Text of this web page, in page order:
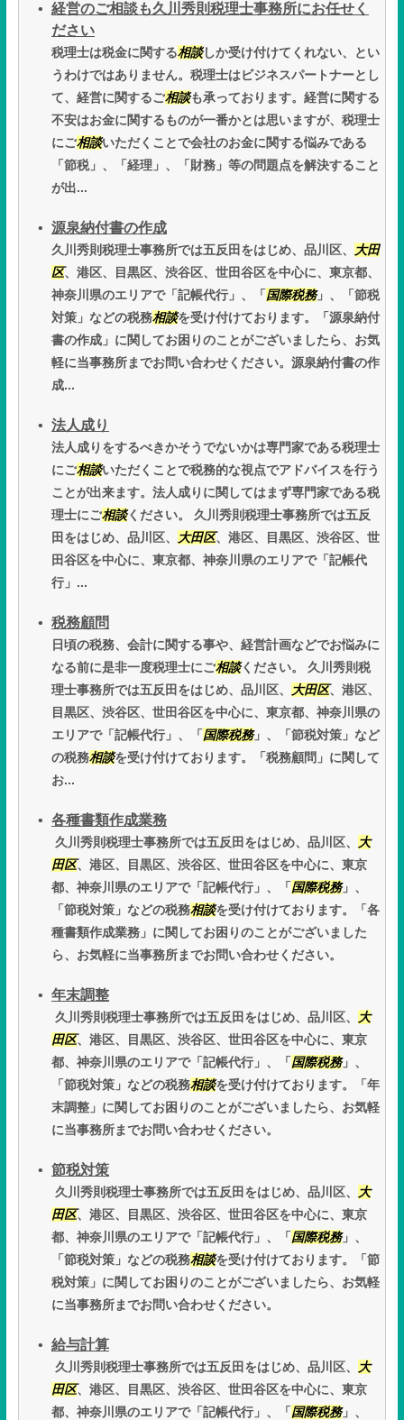
経営のご相談も久川秀則税理士事務所にお任せく
ださい
税理士は税金に関する相談しか受け付けてくれない、とい
うわけではありません。税理士はビジネスパートナーとし
て、経営に関するご相談も承っております。経営に関する
不安はお金に関するものが一番かとは思いますが、税理士
にご相談いただくことで会社のお金に関する悩みである
「節税」、「経理」、「財務」等の問題点を解決すること
が出...
源泉納付書の作成
久川秀則税理士事務所では五反田をはじめ、品川区、 大田
区、港区、目黒区、渋谷区、世田谷区を中心に、東京都、
神奈川県のエリアで「記帳代行」、「 国際税務」、「節税
対策」などの税務相談を受け付けております。「源泉納付
書の作成」に関してお困りのことがございましたら、お気
軽に当事務所までお問い合わせください。源泉納付書の作
成...
法人成り
法人成りをするべきかそうでないかは専門家である税理士
にご相談いただくことで税務的な視点でアドバイスを行う
ことが出来ます。法人成りに関してはまず専門家である税
理士にご相談ください。 久川秀則税理士事務所では五反
田をはじめ、品川区、 大田区、港区、目黒区、渋谷区、世
田谷区を中心に、東京都、神奈川県のエリアで「記帳代
行」...
税務顧問
日頃の税務、会計に関する事や、経営計画などでお悩みに
なる前に是非一度税理士にご相談ください。 久川秀則税
理士事務所では五反田をはじめ、品川区、 大田区、港区、
目黒区、渋谷区、世田谷区を中心に、東京都、神奈川県の
エリアで「記帳代行」、「 国際税務」、「節税対策」など
の税務相談を受け付けております。「税務顧問」に関して
お...
各種書類作成業務
久川秀則税理士事務所では五反田をはじめ、品川区、 大
田区、港区、目黒区、渋谷区、世田谷区を中心に、東京
都、神奈川県のエリアで「記帳代行」、「 国際税務」、
「節税対策」などの税務相談を受け付けております。「各
種書類作成業務」に関してお困りのことがございました
ら、お気軽に当事務所までお問い合わせください。
年末調整
久川秀則税理士事務所では五反田をはじめ、品川区、 大
田区、港区、目黒区、渋谷区、世田谷区を中心に、東京
都、神奈川県のエリアで「記帳代行」、「 国際税務」、
「節税対策」などの税務相談を受け付けております。「年
末調整」に関してお困りのことがございましたら、お気軽
に当事務所までお問い合わせください。
節税対策
久川秀則税理士事務所では五反田をはじめ、品川区、 大
田区、港区、目黒区、渋谷区、世田谷区を中心に、東京
都、神奈川県のエリアで「記帳代行」、「 国際税務」、
「節税対策」などの税務相談を受け付けております。「節
税対策」に関してお困りのことがございましたら、お気軽
に当事務所までお問い合わせください。
給与計算
久川秀則税理士事務所では五反田をはじめ、品川区、 大
田区、港区、目黒区、渋谷区、世田谷区を中心に、東京
都、神奈川県のエリアで「記帳代行」、「 国際税務」、